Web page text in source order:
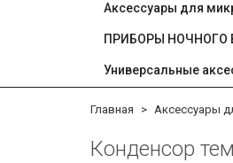
Аксессуары для
ПРИБОРЫ НОЧНОГО
Универсальные
Главная Аксессуары
Конденсор